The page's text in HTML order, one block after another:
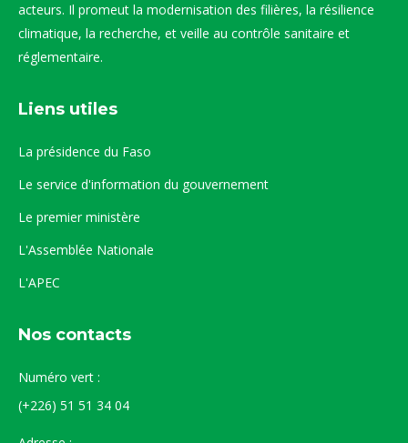
acteurs. Il promeut la modernisation des filières, la résilience
climatique, la recherche, et veille au contrôle sanitaire et
réglementaire.
Liens utiles
La présidence du Faso
Le service d'information du gouvernement
Le premier ministère
L'Assemblée Nationale
L'APEC
Nos contacts
Numéro vert :
(+226) 51 51 34 04